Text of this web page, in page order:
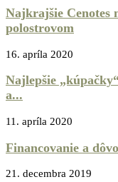
Najkrajšie Cenotes
polostrovom
16. apríla 2020
Najlepšie
a...
11. apríla 2020
Financovanie a
21. decembra 2019